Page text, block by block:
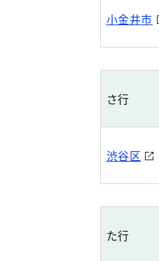
小金井市
さ行
渋谷区
た行